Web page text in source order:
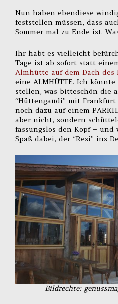
Nun haben ebendiese
feststellen müssen, dass
Sommer mal zu Ende ist.
Ihr habt es vielleicht
Tage ist ab sofort statt
Almhütte auf dem Dach des
eine ALMHÜTTE. Ich
stellen, was bitteschön die
“Hüttengaudi” mit
noch dazu auf einem
aber nicht, sondern
fassungslos den Kopf – und
Spaß dabei, der “Resi” ins
Bildrechte: